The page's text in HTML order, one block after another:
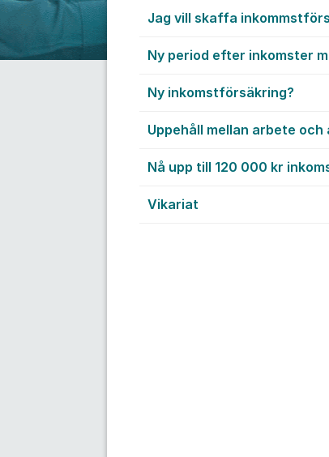
Jag vill skaffa
Ny period efter inkomster
Ny inkomstförsäkring?
Uppehåll mellan arbete
Nå upp till 120 000 kr
Vikariat